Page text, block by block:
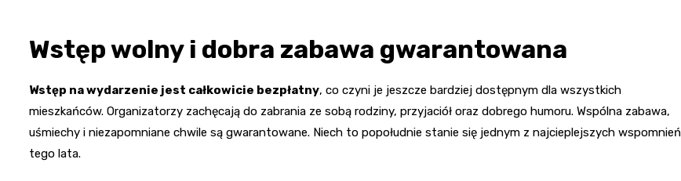
Wstęp wolny i dobra zabawa gwarantowana
Wstęp na wydarzenie jest całkowicie bezpłatny, co czyni je jeszcze bardziej dostępnym dla wszystkich
mieszkańców. Organizatorzy zachęcają do zabrania ze sobą rodziny, przyjaciół oraz dobrego humoru. Wspólna zabawa,
uśmiechy i niezapomniane chwile są gwarantowane. Niech to popołudnie stanie się jednym z najcieplejszych wspomnień
tego lata.